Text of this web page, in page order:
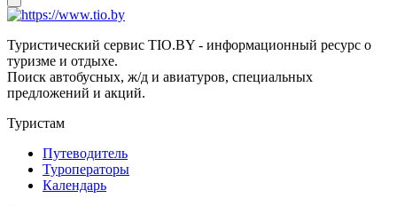
Туристический сервис TIO.BY - информационный ресурс о
туризме и отдыхе.
Поиск автобусных, ж/д и авиатуров, специальных
предложений и акций.
Туристам
Путеводитель
Туроператоры
Календарь